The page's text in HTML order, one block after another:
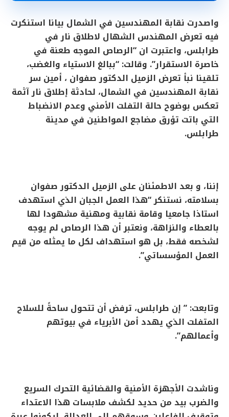
واصدرت نقابة المهندسين في الشمال بيانا استنكرت
فيه تعرض المهندس الشهال لاطلاق نار في
طرابلس، واعتبرت ان “الرصاص الموجه طعنة في
خاصرة الاستقرار”. وقالت: “ببالغ الاستياء والغضب،
تلقينا نبأ تعرض الزميل الدكتور صفوان ، أمين سر
نقابة المهندسين في الشمال، لحادثة إطلاق نار آثمة
تعكس بوضوح حالة التفلت الأمني وعدم الانضباط
التي باتت تؤرق مضاجع المواطنين في مدينة
طرابلس.
إننا، و بعد الاطمئنان على الزميل الدكتور صفوان
بسلامته، نستنكر “هذا العمل الجبان الذي استهدف
استاذا جامعيا وقامة نقابية ومهنية مشهودا لها
بالعطاء والنزاهة، ونعتبر أن هذا الرصاص لم يوجه
لشخصه فقط، بل هو استهداف لكل ما يمثله من قيم
العمل المؤسساتي”.
وتابعت: ” إن طرابلس، ترفض أن تتحول ساحةً للسلاح
المتفلت الذي يهدد أمن الأبرياء في بيوتهم
وأعمالهم”.
وناشدت الأجهزة الأمنية والقضائية التحرك السريع
والضرب بيد من حديد لكشف ملابسات هذا الاعتداء